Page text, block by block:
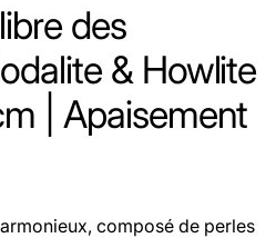
des
& Howlite
| Apaisement
composé de perles